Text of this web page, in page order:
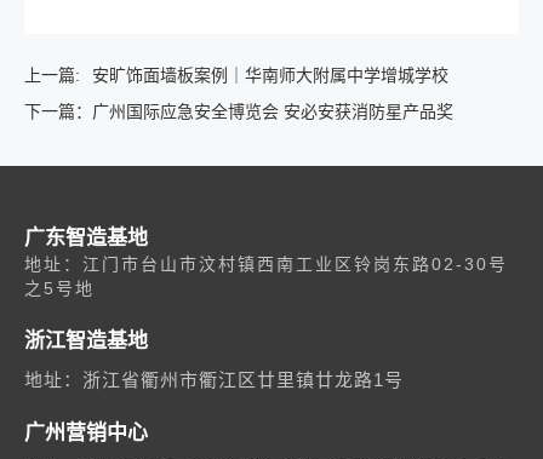
上一篇:
安旷饰面墙板案例｜华南师大附属中学增城学校
下一篇： 广州国际应急安全博览会 安必安获消防星产品奖
广东智造基地
地址：江门市台山市汶村镇西南工业区铃岗东路02-30号
之5号地
浙江智造基地
地址：浙江省衢州市衢江区廿里镇廿龙路1号
广州营销中心